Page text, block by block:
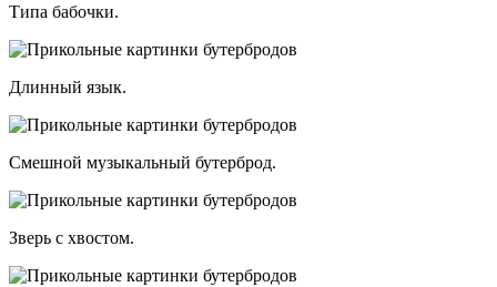
Типа бабочки.
Длинный язык.
Смешной музыкальный бутерброд.
Зверь с хвостом.